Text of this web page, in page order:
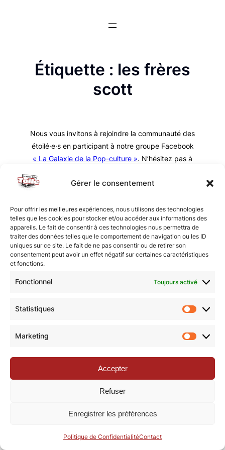
Gérer le consentement
Pour offrir les meilleures expériences, nous utilisons des technologies
telles que les cookies pour stocker et/ou accéder aux informations des
appareils. Le fait de consentir à ces technologies nous permettra de
traiter des données telles que le comportement de navigation ou les ID
uniques sur ce site. Le fait de ne pas consentir ou de retirer son
consentement peut avoir un effet négatif sur certaines caractéristiques
et fonctions.
Fonctionnel Toujours activé
Statistiques
Marketing
Accepter
Refuser
Enregistrer les préférences
Politique de ConfidentialitéContact
Étiquette : les frères
scott
Nous vous invitons à rejoindre la communauté des
étoilé·e·s en participant à notre groupe Facebook
« La Galaxie de la Pop-culture ». N’hésitez pas à
© Revue de la Toile 2018 – 2026 | Thème Mesa WPEX par
WPExplorer